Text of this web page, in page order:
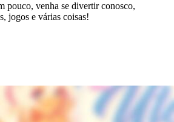
pouco, venha se divertir conosco,
jogos e várias coisas!